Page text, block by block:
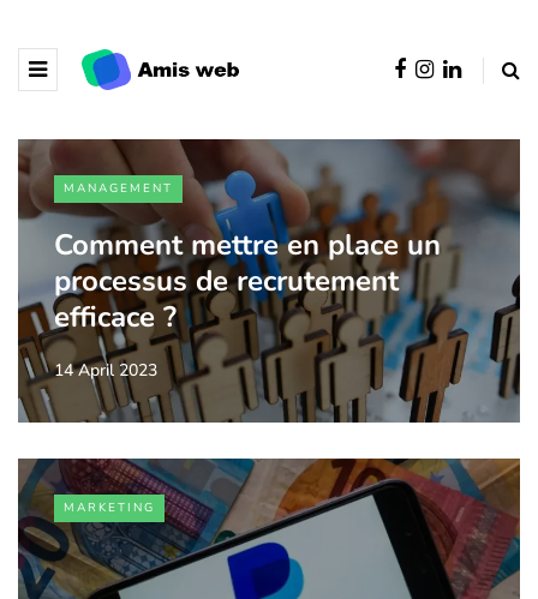
MANAGEMENT
Comment mettre en place un
processus de recrutement
efficace ?
14 April 2023
MARKETING